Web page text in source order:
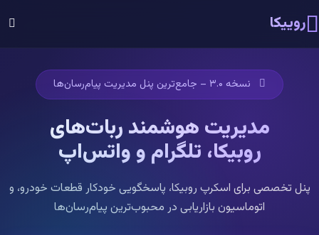
روییکا
نسخه ۳.۰ – جامع‌ترین پنل مدیریت پیام‌رسان‌ها
مدیریت هوشمند ربات‌های
روبیکا، تلگرام و واتس‌اپ
پنل تخصصی برای اسکرپ روبیکا، پاسخگویی خودکار قطعات خودرو، و
اتوماسیون بازاریابی در محبوب‌ترین پیام‌رسان‌ها